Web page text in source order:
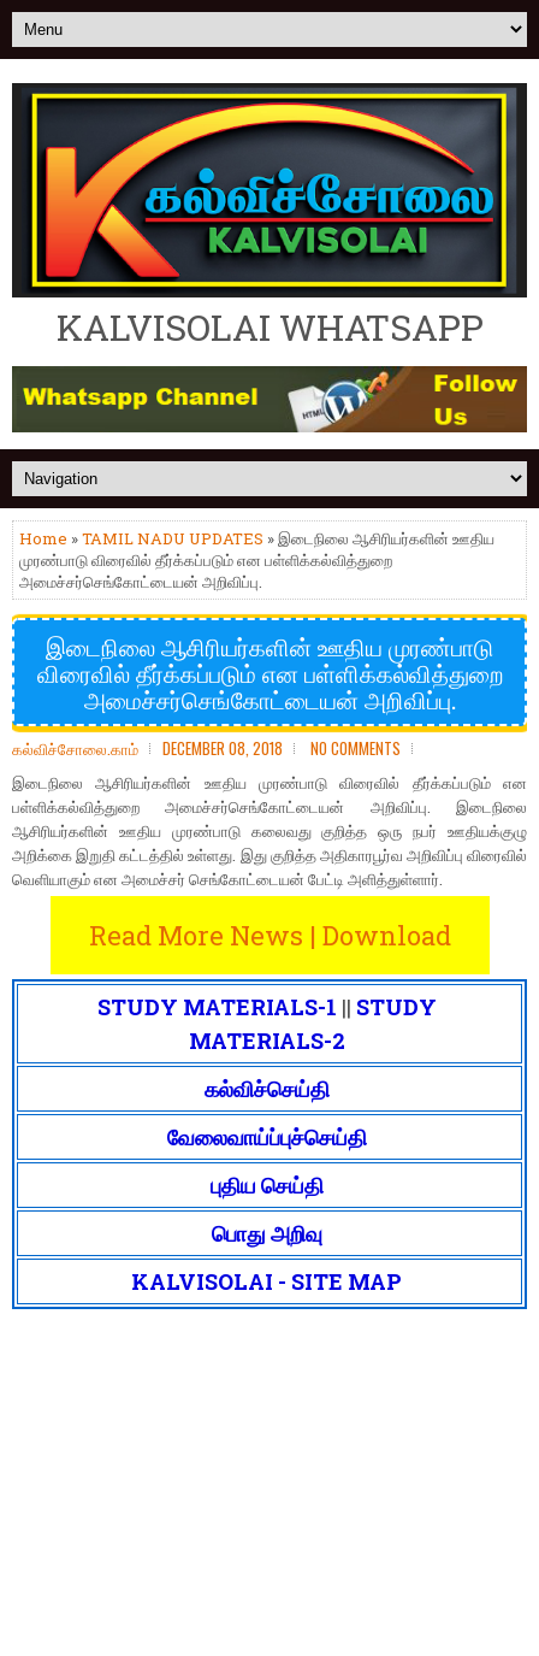
KALVISOLAI WHATSAPP
Home »TAMIL NADU UPDATES » இடைநிலை ஆசிரியர்களின் ஊதிய
முரண்பாடு விரைவில் தீர்க்கப்படும் என பள்ளிக்கல்வித்துறை
அமைச்சர்செங்கோட்டையன் அறிவிப்பு.
இடைநிலை ஆசிரியர்களின் ஊதிய முரண்பாடு
விரைவில் தீர்க்கப்படும் என பள்ளிக்கல்வித்துறை
அமைச்சர்செங்கோட்டையன் அறிவிப்பு.
கல்விச்சோலை.காம் DECEMBER 08, 2018 NO COMMENTS
இடைநிலை ஆசிரியர்களின் ஊதிய முரண்பாடு விரைவில் தீர்க்கப்படும் என
பள்ளிக்கல்வித்துறை அமைச்சர்செங்கோட்டையன் அறிவிப்பு. இடைநிலை
ஆசிரியர்களின் ஊதிய முரண்பாடு கலைவது குறித்த ஒரு நபர் ஊதியக்குழு
அறிக்கை இறுதி கட்டத்தில் உள்ளது. இது குறித்த அதிகாரபூர்வ அறிவிப்பு விரைவில்
வெளியாகும் என அமைச்சர் செங்கோட்டையன் பேட்டி அளித்துள்ளார்.
Read More News | Download
STUDY MATERIALS-1 || STUDY
MATERIALS-2
கல்விச்செய்தி
வேலைவாய்ப்புச்செய்தி
புதிய செய்தி
பொது அறிவு
KALVISOLAI - SITE MAP